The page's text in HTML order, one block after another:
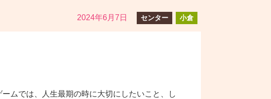
2024年6月7日 センター 小倉
ムでは、人生最期の時に大切にしたいこと、し